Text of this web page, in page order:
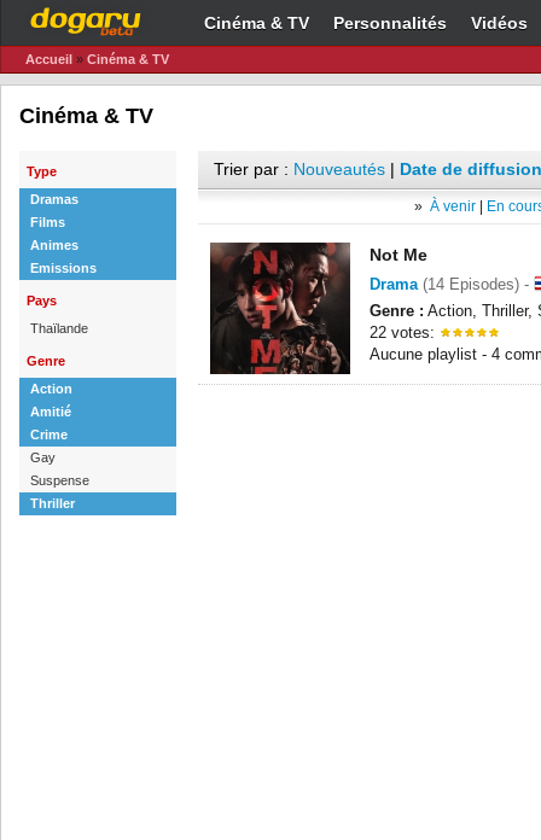
Cinéma & TV Personnalités Vidéos
Accueil » Cinéma & TV
Cinéma & TV
Type
Dramas
Films
Animes
Emissions
Pays
Thaïlande
Genre
Action
Amitié
Crime
Gay
Suspense
Thriller
Trier par : Nouveautés | Date de
» À venir En
Not Me
Drama(14 Episodes) -
Genre : Action, Thriller,
22 votes:
Aucune playlist - 4